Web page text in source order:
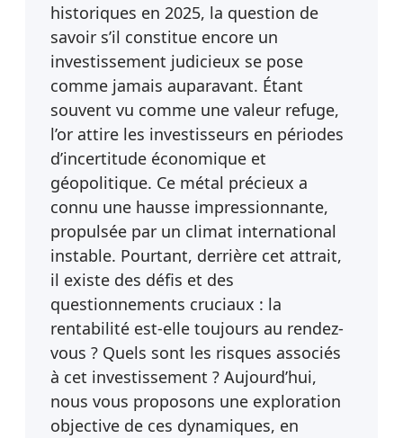
historiques en 2025, la question de
savoir s’il constitue encore un
investissement judicieux se pose
comme jamais auparavant. Étant
souvent vu comme une valeur refuge,
l’or attire les investisseurs en périodes
d’incertitude économique et
géopolitique. Ce métal précieux a
connu une hausse impressionnante,
propulsée par un climat international
instable. Pourtant, derrière cet attrait,
il existe des défis et des
questionnements cruciaux : la
rentabilité est-elle toujours au rendez-
vous ? Quels sont les risques associés
à cet investissement ? Aujourd’hui,
nous vous proposons une exploration
objective de ces dynamiques, en